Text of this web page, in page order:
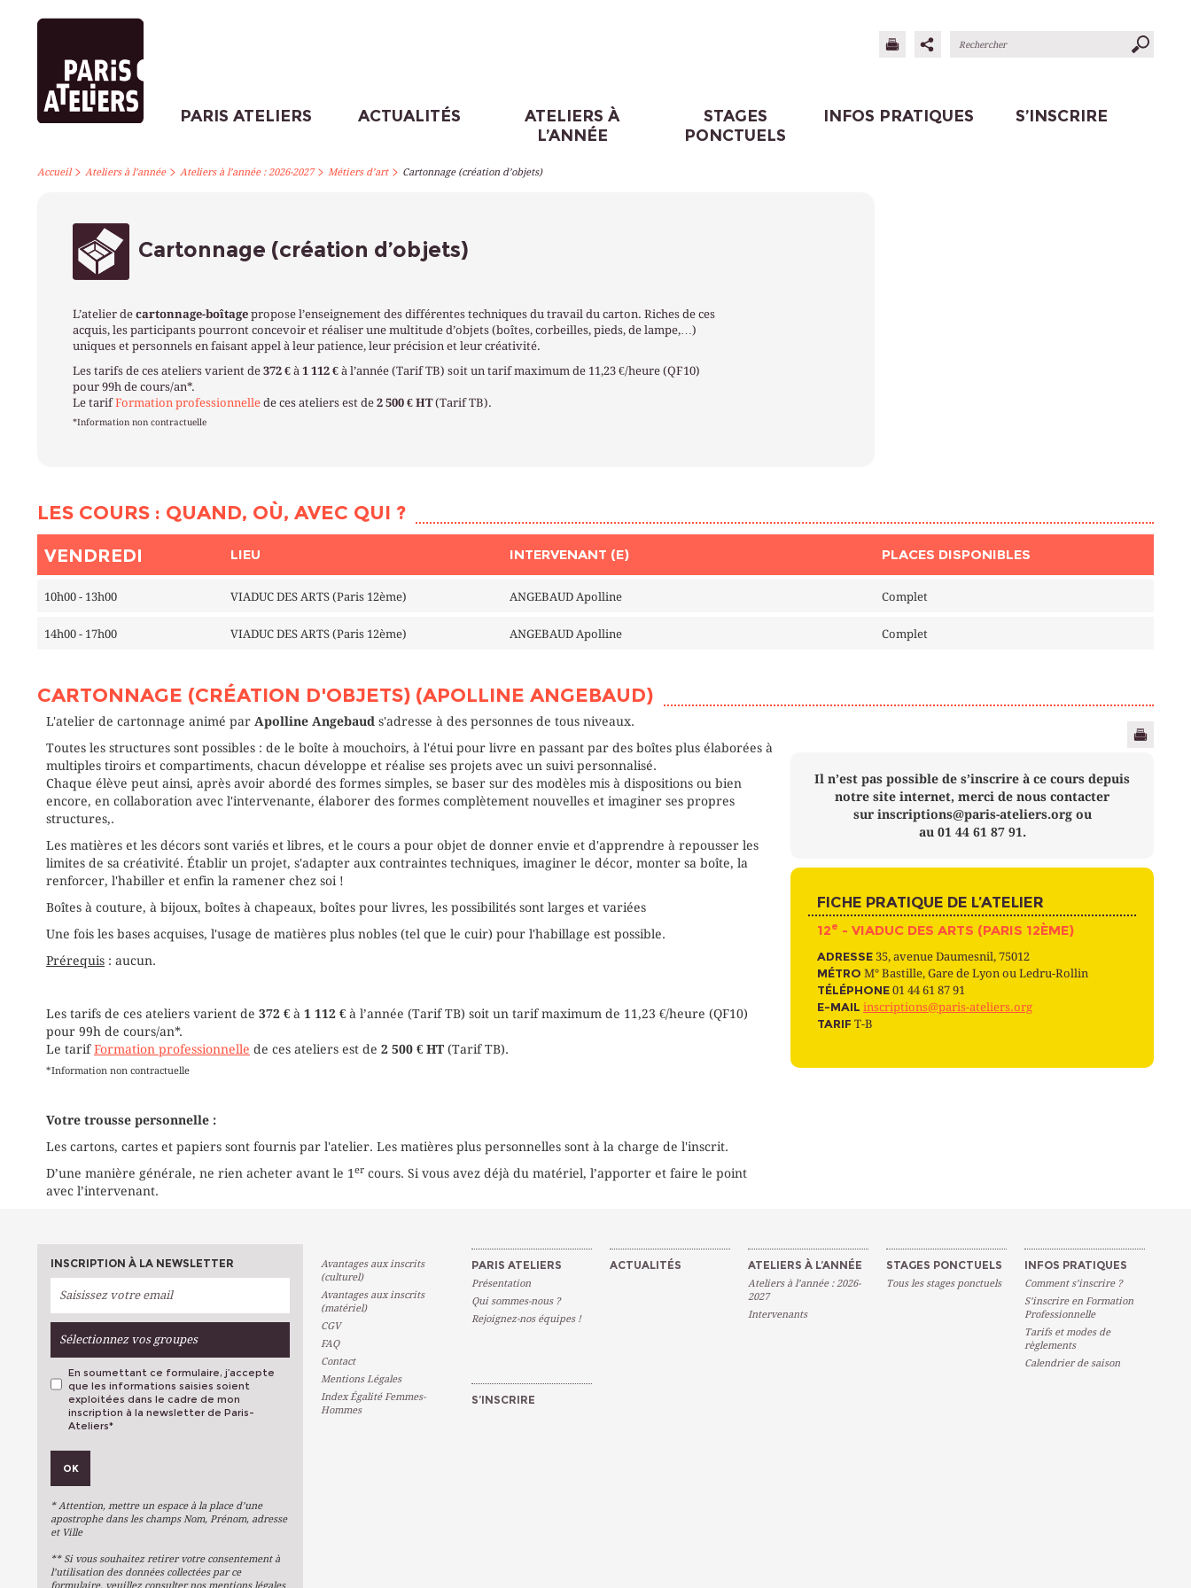
PARIS ATELIERS ACTUALITÉS
ATELIERS À
L’ANNÉE
STAGES
PONCTUELS
INFOS PRATIQUES S’INSCRIRE
Accueil> Ateliers à l’année> Ateliers à l’année : 2026-2027> Métiers d’art> Cartonnage (création d’objets)
Cartonnage (création d’objets)
L’atelier de cartonnage-boîtage propose l’enseignement des différentes techniques du travail du carton. Riches de ces
acquis, les participants pourront concevoir et réaliser une multitude d’objets (boîtes, corbeilles, pieds, de lampe,…)
uniques et personnels en faisant appel à leur patience, leur précision et leur créativité.
Les tarifs de ces ateliers varient de 372 € à 1 112 € à l’année (Tarif TB) soit un tarif maximum de 11,23 €/heure (QF10)
pour 99h de cours/an*.
Le tarifFormation professionnelle de ces ateliers est de 2 500 € HT(Tarif TB).
*Information non contractuelle
LES COURS : QUAND, OÙ, AVEC QUI ?
VENDREDI LIEU INTERVENANT (E) PLACES DISPONIBLES
10h00 - 13h00 VIADUC DES ARTS (Paris 12ème) ANGEBAUD Apolline Complet
14h00 - 17h00 VIADUC DES ARTS (Paris 12ème) ANGEBAUD Apolline Complet
CARTONNAGE (CRÉATION D'OBJETS) (APOLLINE ANGEBAUD)
L'atelier de cartonnage animé par Apolline Angebaud s'adresse à des personnes de tous niveaux.
Toutes les structures sont possibles : de le boîte à mouchoirs, à l'étui pour livre en passant par des boîtes plus élaborées à
multiples tiroirs et compartiments, chacun développe et réalise ses projets avec un suivi personnalisé.
Chaque élève peut ainsi, après avoir abordé des formes simples, se baser sur des modèles mis à dispositions ou bien
encore, en collaboration avec l'intervenante, élaborer des formes complètement nouvelles et imaginer ses propres
structures,.
Les matières et les décors sont variés et libres, et le cours a pour objet de donner envie et d'apprendre à repousser les
limites de sa créativité. Établir un projet, s'adapter aux contraintes techniques, imaginer le décor, monter sa boîte, la
renforcer, l'habiller et enfin la ramener chez soi !
Boîtes à couture, à bijoux, boîtes à chapeaux, boîtes pour livres, les possibilités sont larges et variées
Une fois les bases acquises, l'usage de matières plus nobles (tel que le cuir) pour l'habillage est possible.
Prérequis : aucun.
Les tarifs de ces ateliers varient de 372 € à 1 112 € à l’année (Tarif TB) soit un tarif maximum de 11,23 €/heure (QF10)
pour 99h de cours/an*.
Le tarifFormation professionnelle de ces ateliers est de 2 500 € HT (Tarif TB).
*Information non contractuelle
Votre trousse personnelle :
Les cartons, cartes et papiers sont fournis par l'atelier. Les matières plus personnelles sont à la charge de l'inscrit.
D’une manière générale, ne rien acheter avant le 1 er cours. Si vous avez déjà du matériel, l’apporter et faire le point
avec l’intervenant.
Il n’est pas possible de s’inscrire à ce cours depuis
notre site internet, merci de nous contacter
sur inscriptions@paris-ateliers.org ou
au 01 44 61 87 91.
FICHE PRATIQUE DE L’ATELIER
12e - VIADUC DES ARTS (PARIS 12ÈME)
ADRESSE 35, avenue Daumesnil, 75012
MÉTRO M° Bastille, Gare de Lyon ou Ledru-Rollin
TÉLÉPHONE 01 44 61 87 91
E-MAIL inscriptions@paris-ateliers.org
TARIF T-B
INSCRIPTION À LA NEWSLETTER
Sélectionnez vos groupes
Métiers D'art
Arts Du Texte
Stages Ponctuels
En soumettant ce formulaire, j’accepte
que les informations saisies soient
exploitées dans le cadre de mon
inscription à la newsletter de Paris-
Ateliers*
OK
* Attention, mettre un espace à la place d’une
apostrophe dans les champs Nom, Prénom, adresse
et Ville
** Si vous souhaitez retirer votre consentement à
l’utilisation des données collectées par ce
Avantages aux inscrits
(culturel)
Avantages aux inscrits
(matériel)
CGV
FAQ
Contact
Mentions Légales
Index Égalité Femmes-
Hommes
PARIS ATELIERS
Présentation
Qui sommes-nous ?
Rejoignez-nos équipes !
ACTUALITÉS ATELIERS À L’ANNÉE
Ateliers à l’année : 2026-
2027
Intervenants
STAGES PONCTUELS
Tous les stages ponctuels
INFOS PRATIQUES
Comment s’inscrire ?
S’inscrire en Formation
Professionnelle
Tarifs et modes de
règlements
Calendrier de saison
S’INSCRIRE